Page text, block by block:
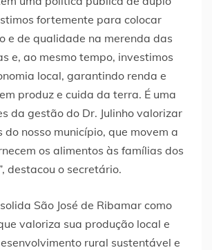
fortemente para colocar
e de qualidade na merenda das
e, ao mesmo tempo, investimos
local, garantindo renda e
produz e cuida da terra. É uma
da gestão do Dr. Julinho valorizar
do nosso município, que movem a
os alimentos às famílias dos
destacou o secretário.
São José de Ribamar como
valoriza sua produção local e
rural sustentável e